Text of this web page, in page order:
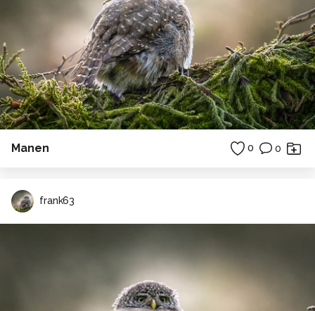
Manen 0 0
frank63